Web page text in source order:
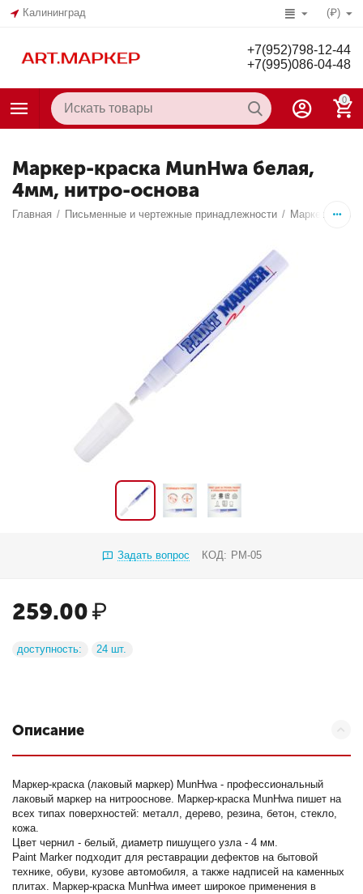
Калининград (₽)
+7(952)798-12-44
+7(995)086-04-48
0
Маркер-краска MunHwa белая,
4мм, нитро-основа
Главная / Письменные и чертежные принадлежности / Маркеры /
Задать вопрос КОД: PM-05
259.00₽
доступность: 24 шт.
Описание
Маркер-краска (лаковый маркер) MunHwa - профессиональный
лаковый маркер на нитрооснове. Маркер-краска MunHwa пишет на
всех типах поверхностей: металл, дерево, резина, бетон, стекло,
кожа.
Цвет чернил - белый, диаметр пишущего узла - 4 мм.
Paint Marker подходит для реставрации дефектов на бытовой
технике, обуви, кузове автомобиля, а также надписей на каменных
плитах. Маркер-краска MunHwa имеет широкое применения в